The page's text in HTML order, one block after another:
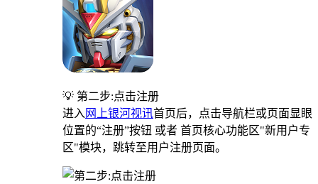
💡 第二步:点击注册
进入 网上银河视讯首页后，点击导航栏或页面显眼
位置的“注册”按钮 或者 首页核心功能区"新用户专
区"模块，跳转至用户注册页面。